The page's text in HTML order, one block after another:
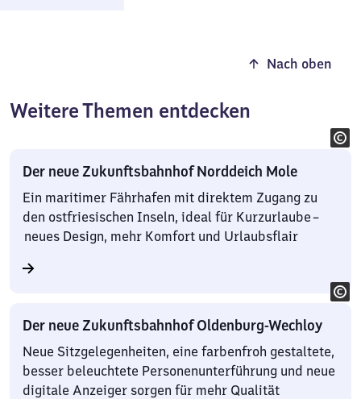
Nach oben
Weitere Themen entdecken
Der neue Zukunftsbahnhof Norddeich Mole
Ein maritimer Fährhafen mit direktem Zugang zu
den ostfriesischen Inseln, ideal für Kurzurlaube –
neues Design, mehr Komfort und Urlaubsflair
Der neue Zukunftsbahnhof Oldenburg-Wechloy
Neue Sitzgelegenheiten, eine farbenfroh gestaltete,
besser beleuchtete Personenunterführung und neue
digitale Anzeiger sorgen für mehr Qualität